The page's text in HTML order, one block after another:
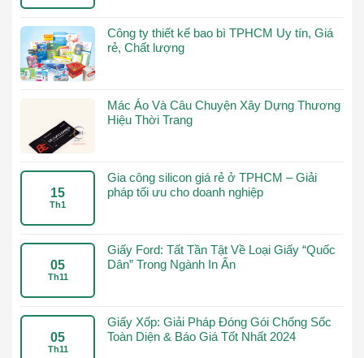
Công ty thiết kế bao bì TPHCM Uy tín, Giá
rẻ, Chất lượng
Mác Áo Và Câu Chuyện Xây Dựng Thương
Hiệu Thời Trang
15
Th1
Gia công silicon giá rẻ ở TPHCM – Giải
pháp tối ưu cho doanh nghiệp
05
Th11
Giấy Ford: Tất Tần Tật Về Loại Giấy “Quốc
Dân” Trong Ngành In Ấn
05
Th11
Giấy Xốp: Giải Pháp Đóng Gói Chống Sốc
Toàn Diện & Báo Giá Tốt Nhất 2024